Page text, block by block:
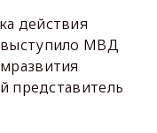
действия
выступило МВД
представитель